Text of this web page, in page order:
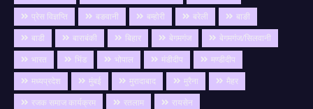
प्रेस विज्ञप्ति
बङवानी बम्होरी बरेली
बाङी
बाडी
बाराबंकी बिहार बेगमगंज
बेगमगंज/सिलवानी
भारत
भिंड भोपाल मंडीदीप
मण्डीदीप
मध्यप्रदेश
मुंबई मुरादाबाद मुरैना
मैहर
रजक समाज कार्यक्रम
रतलाम
रायसेन